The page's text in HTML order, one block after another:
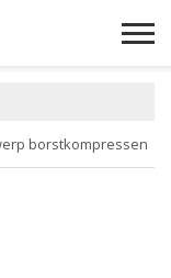
borstkompressen